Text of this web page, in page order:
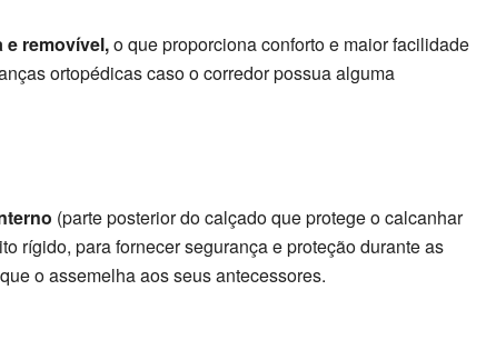
e removível,o que proporciona conforto e maior facilidade
ortopédicas caso o corredor possua alguma
(parte posterior do calçado que protege o calcanhar
rígido, para fornecer segurança e proteção durante as
o assemelha aos seus antecessores.